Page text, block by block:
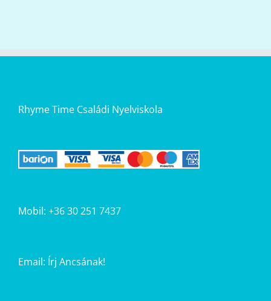
Rhyme Time Családi Nyelviskola
Mobil: +36 30 251 7437
Email: Írj Ancsának!